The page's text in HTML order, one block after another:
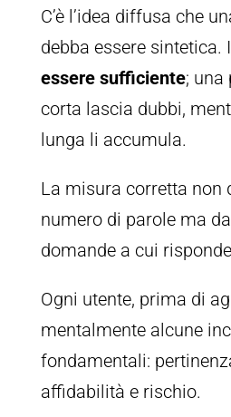
C’è l’idea diffusa che
debba essere sintetica.
essere sufficiente; una
corta lascia dubbi,
lunga li accumula.
La misura corretta non
numero di parole ma
domande a cui
Ogni utente, prima di
mentalmente alcune
fondamentali:
affidabilità e rischio.